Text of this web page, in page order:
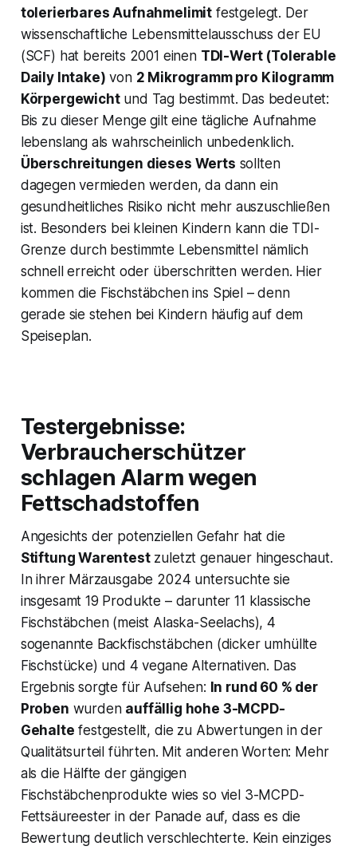
tolerierbares Aufnahmelimit festgelegt. Der
wissenschaftliche Lebensmittelausschuss der EU
(SCF) hat bereits 2001 einen TDI-Wert (Tolerable
Daily Intake) von 2 Mikrogramm pro Kilogramm
Körpergewichtund Tag bestimmt​. Das bedeutet:
Bis zu dieser Menge gilt eine tägliche Aufnahme
lebenslang als wahrscheinlich unbedenklich.
Überschreitungen dieses Werts sollten
dagegen vermieden werden, da dann ein
gesundheitliches Risiko nicht mehr auszuschließen
ist. Besonders bei kleinen Kindern kann die TDI-
Grenze durch bestimmte Lebensmittel nämlich
schnell erreicht oder überschritten werden​. Hier
kommen die Fischstäbchen ins Spiel – denn
gerade sie stehen bei Kindern häufig auf dem
Speiseplan.
Testergebnisse:
Verbraucherschützer
schlagen Alarm wegen
Fettschadstoffen
Angesichts der potenziellen Gefahr hat die
Stiftung Warentestzuletzt genauer hingeschaut.
In ihrer Märzausgabe 2024 untersuchte sie
insgesamt 19 Produkte – darunter 11 klassische
Fischstäbchen (meist Alaska-Seelachs), 4
sogenannte Backfischstäbchen (dicker umhüllte
Fischstücke) und 4 vegane Alternativen​. Das
Ergebnis sorgte für Aufsehen: In rund 60 % der
Proben wurden auffällig hohe 3-MCPD-
Gehalte festgestellt, die zu Abwertungen in der
Qualitätsurteil führten​. Mit anderen Worten: Mehr
als die Hälfte der gängigen
Fischstäbchenprodukte wies so viel 3-MCPD-
Fettsäureester in der Panade auf, dass es die
Bewertung deutlich verschlechterte. Kein einziges